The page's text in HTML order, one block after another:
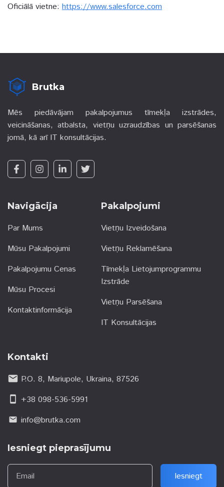
Oficiālā vietne: https://www.salesforce.com
Brutka
Mēs piedāvājam pakalpojumus tīmekļa izstrādes,
veicināšanas, atbalsta, vietņu uzraudzības un parsēšanas
jomā, kā arī IT konsultācijas.
Navigācija
Par Mums
Mūsu Pakalpojumi
Pakalpojumu Cenas
Mūsu Procesi
Kontaktinformācija
Pakalpojumi
Vietņu Izveidošana
Vietņu Reklamēšana
Tīmekļa Lietojumprogrammu
Izstrāde
Vietņu Parsēšana
IT Konsultācijas
Kontakti
email P.O. 8, Mariupole, Ukraina, 87526
smartphone +38 098-536-5991
email info@brutka.com
Iesniegt pieprasījumu
Email Iesniegt